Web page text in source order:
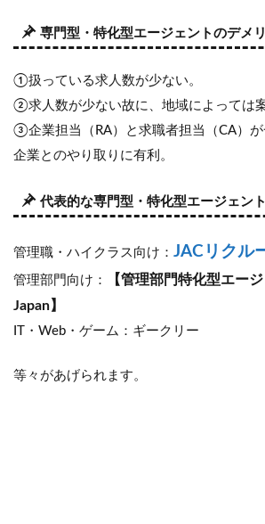
専門型・特化型エージェントのデメ
①扱っている求人数が少ない。
②求人数が少ない故に、地域によっては
③企業担当（RA）と求職者担当（CA）が
企業とのやり取りに有利。
代表的な専門型・特化型エージェン
管理職・ハイクラス向け： JACリクル
管理部門向け：
【管理部門特化型エー
Japan】
IT・Web・ゲーム：ギークリー
等々があげられます。